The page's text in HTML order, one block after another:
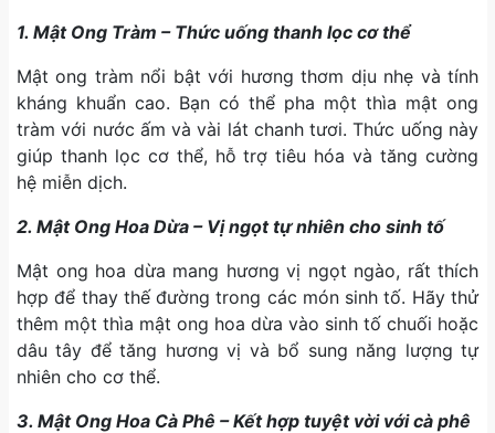
1. Mật Ong Tràm – Thức uống thanh lọc cơ thể
Mật ong tràm nổi bật với hương thơm dịu nhẹ và tính
kháng khuẩn cao. Bạn có thể pha một thìa mật ong
tràm với nước ấm và vài lát chanh tươi. Thức uống này
giúp thanh lọc cơ thể, hỗ trợ tiêu hóa và tăng cường
hệ miễn dịch.
2. Mật Ong Hoa Dừa – Vị ngọt tự nhiên cho sinh tố
Mật ong hoa dừa mang hương vị ngọt ngào, rất thích
hợp để thay thế đường trong các món sinh tố. Hãy thử
thêm một thìa mật ong hoa dừa vào sinh tố chuối hoặc
dâu tây để tăng hương vị và bổ sung năng lượng tự
nhiên cho cơ thể.
3. Mật Ong Hoa Cà Phê – Kết hợp tuyệt vời với cà phê